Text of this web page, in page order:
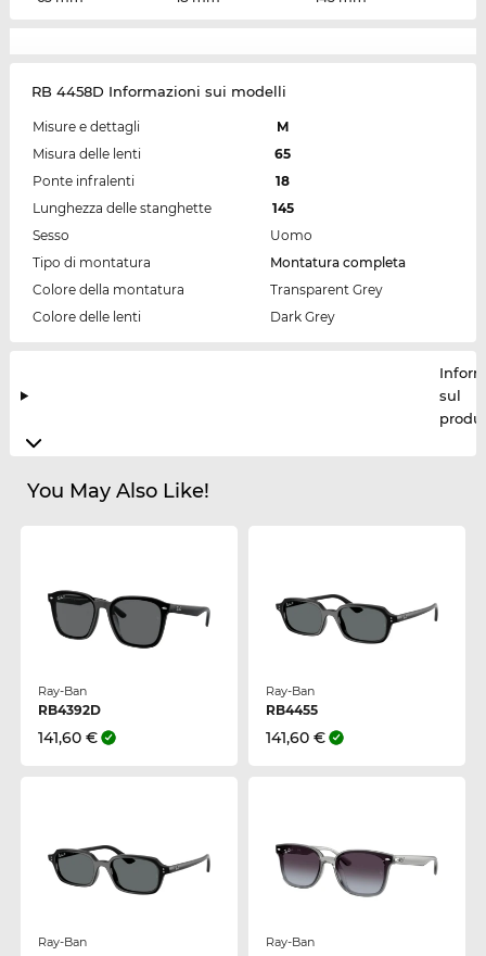
RB 4458D Informazioni sui modelli
Misure e dettagli
M
Misura delle lenti
65
Ponte infralenti
18
Lunghezza delle stanghette
145
Sesso
Uomo
Tipo di montatura
Montatura completa
Colore della montatura
Transparent Grey
Colore delle lenti
Dark Grey
sul
You May Also Like!
Ray-Ban
RB4392D
141,60 €
Ray-Ban
RB4455
141,60 €
Ray-Ban Ray-Ban